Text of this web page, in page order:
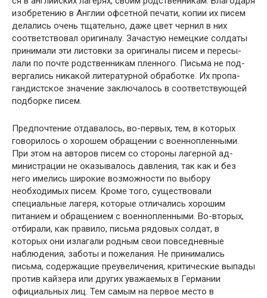
изобретению в Англии офсетной печати, копии их писем
делались очень тщательно, даже цвет чернил в них
соответствовал оригиналу. Зачастую немецкие солдаты
принимали эти листовки за оригиналы писем и пересы­
лали по почте родственникам пленного. Письма не под­
вергались никакой литературной обработке. Их пропа­
гандистское значение заключалось в соответствующей
подборке писем.
Предпочтение отдавалось, во-первых, тем, в кото­рых
говорилось о хорошем обращении с военнопленны­ми.
При этом на авторов писем со стороны лагерной ад­
министрации не оказывалось давления, так как и без
него имелись широкие возможности по выбору
необходимых писем. Кроме того, существовали
специальные лагеря, которые отличались хорошим
питанием и обращением с военнопленными. Во-вторых,
отбирали, как правило, письма рядовых солдат, в
которых они излагали родным свои повседневные
наблюдения, заботы и пожелания. Не принимались
письма, содержащие преувеличения, кри­тические выпады
против кайзера или других уважаемых в Германии
официальных лиц. Тем самым на первое ме­сто в